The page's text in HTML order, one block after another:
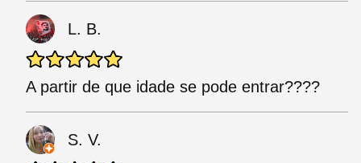
L. B.
A partir de que idade se pode entrar????
S. V.